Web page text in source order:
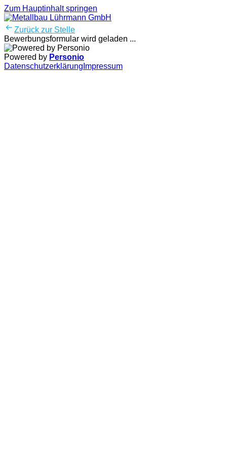
Zum Hauptinhalt springen
Zurück zur Stelle
Bewerbungsformular wird geladen ...
Powered by Personio
Datenschutzerklärung Impressum